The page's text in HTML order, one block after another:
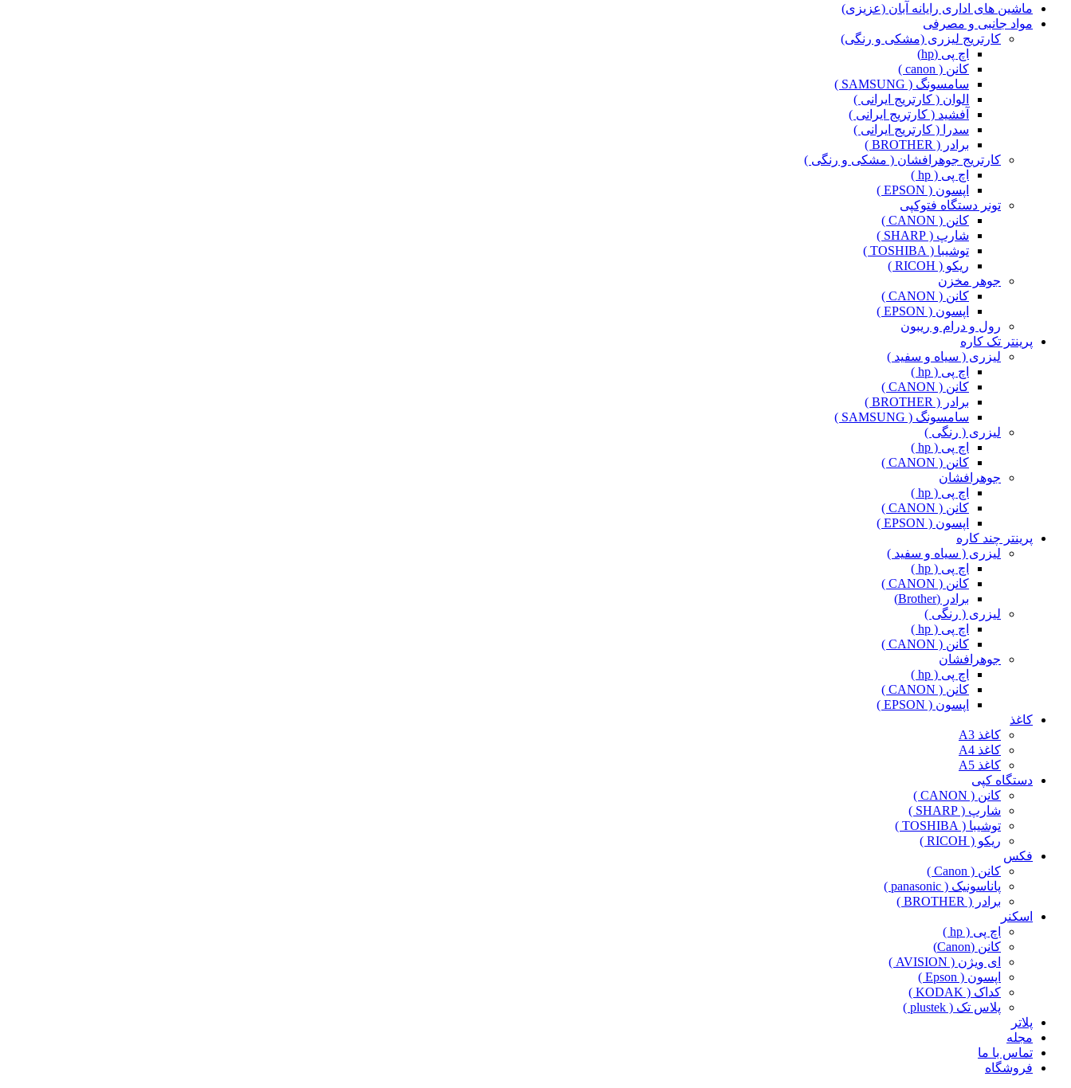
ماشین های اداری رایانه آبان (عزیزی)
مواد جانبی و مصرفی
کارتریج لیزری (مشکی و رنگی)
اچ پی (hp)
کانن ( canon )
سامسونگ ( SAMSUNG )
الوان ( کارتریج ایرانی )
آفشید ( کارتریج ایرانی )
سدرا ( کارتریج ایرانی )
برادر ( BROTHER )
کارتریج جوهرافشان ( مشکی و رنگی )
اچ پی ( hp )
اپسون ( EPSON )
تونر دستگاه فتوکپی
کانن ( CANON )
شارپ ( SHARP )
توشیبا ( TOSHIBA )
ریکو ( RICOH )
جوهر مخزن
کانن ( CANON )
اپسون ( EPSON )
رول و درام و ریبون
پرینتر تک کاره
لیزری ( سیاه و سفید )
اچ پی ( hp )
کانن ( CANON )
برادر ( BROTHER )
سامسونگ ( SAMSUNG )
لیزری ( رنگی )
اچ پی ( hp )
کانن ( CANON )
جوهرافشان
اچ پی ( hp )
کانن ( CANON )
اپسون ( EPSON )
پرینتر چند کاره
لیزری ( سیاه و سفید )
اچ پی ( hp )
کانن ( CANON )
برادر (Brother)
لیزری ( رنگی )
اچ پی ( hp )
کانن ( CANON )
جوهرافشان
اچ پی ( hp )
کانن ( CANON )
اپسون ( EPSON )
کاغذ
کاغذ A3
کاغذ A4
کاغذ A5
دستگاه کپی
کانن ( CANON )
شارپ ( SHARP )
توشیبا ( TOSHIBA )
ریکو ( RICOH )
فکس
کانن ( Canon )
پاناسونیک ( panasonic )
برادر ( BROTHER )
اسکنر
اچ پی ( hp )
کانن (Canon)
ای ویژن ( AVISION )
اپسون ( Epson )
کداک ( KODAK )
پلاس تک ( plustek )
پلاتر
مجله
تماس با ما
فروشگاه